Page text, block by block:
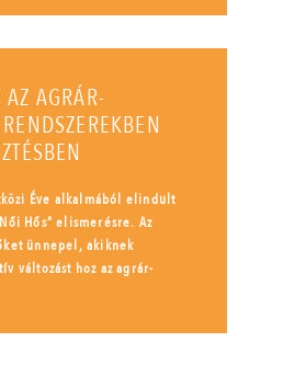
AGRÁR-
Éve alkalmából elindult
Hős” elismerésre. Az
ünnepel, akiknek
változást hoz az agrár-